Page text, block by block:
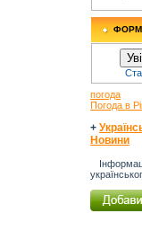
погода
Погода в
+
Новини